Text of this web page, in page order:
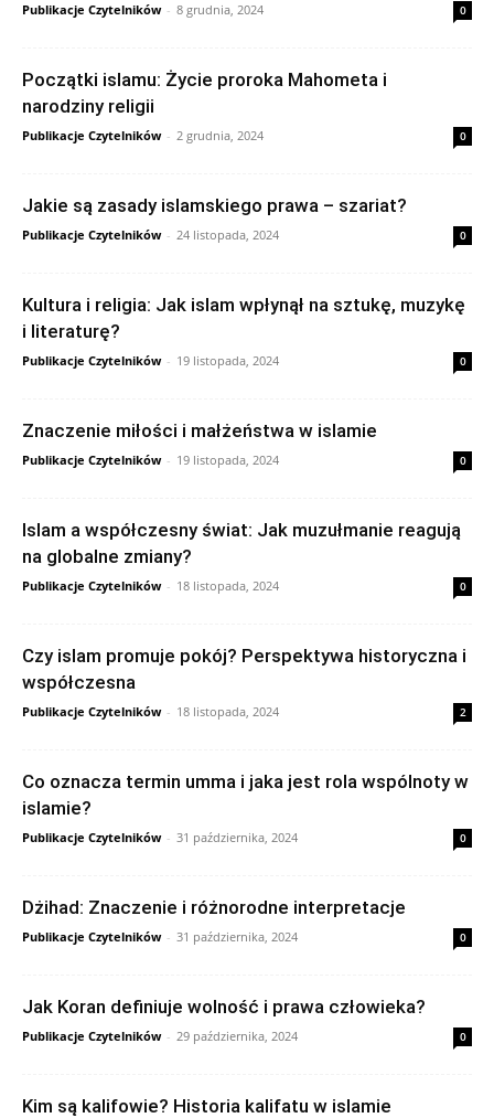
Publikacje Czytelników - 8 grudnia, 2024 0
Początki islamu: Życie proroka Mahometa i
narodziny religii
Publikacje Czytelników - 2 grudnia, 2024 0
Jakie są zasady islamskiego prawa – szariat?
Publikacje Czytelników - 24 listopada, 2024 0
Kultura i religia: Jak islam wpłynął na sztukę, muzykę
i literaturę?
Publikacje Czytelników - 19 listopada, 2024 0
Znaczenie miłości i małżeństwa w islamie
Publikacje Czytelników - 19 listopada, 2024 0
Islam a współczesny świat: Jak muzułmanie reagują
na globalne zmiany?
Publikacje Czytelników - 18 listopada, 2024 0
Czy islam promuje pokój? Perspektywa historyczna i
współczesna
Publikacje Czytelników - 18 listopada, 2024 2
Co oznacza termin umma i jaka jest rola wspólnoty w
islamie?
Publikacje Czytelników - 31 października, 2024 0
Dżihad: Znaczenie i różnorodne interpretacje
Publikacje Czytelników - 31 października, 2024 0
Jak Koran definiuje wolność i prawa człowieka?
Publikacje Czytelników - 29 października, 2024 0
Kim są kalifowie? Historia kalifatu w islamie